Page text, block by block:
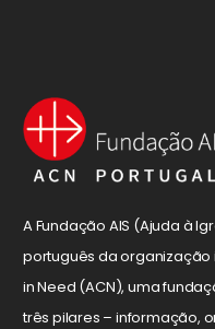
A Fundação AIS (Ajuda à
português da organização
in Need (ACN), uma
três pilares – informação,